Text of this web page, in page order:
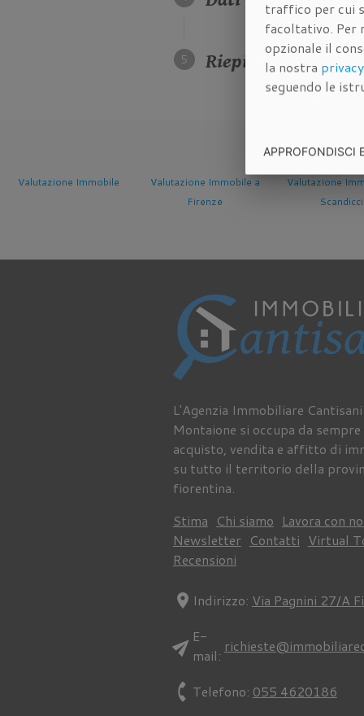
Riepilogo dei dati
Valutazione Immobile a
Valutazione Immobile a
Scandicci
Valutazione
Sesto
L'Agenzia Immobiliare Cantisani
Montaione si occupa da sempre
acquisto, vendita e affitto di
su tutto il territorio della
fiorentina.
Stima Chi siamo Lavora con
Newsletter Contatti Virtual
Recensioni
location_on Indirizzo: Via Pagnini 27/A
sendE-
mail:
phoneTelefono: 055 4620186
traffico per cui
facoltativo. Per
opzionale il
la nostra
seguendo le
APPROFONDISCI